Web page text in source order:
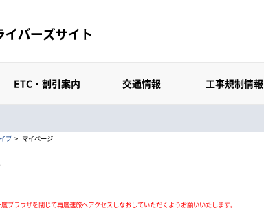
ETC・割引案内 交通情報 工事規制情報
ブ > マイページ
ブラウザを閉じて再度速旅へアクセスしなおしていただくようお願いいたします。